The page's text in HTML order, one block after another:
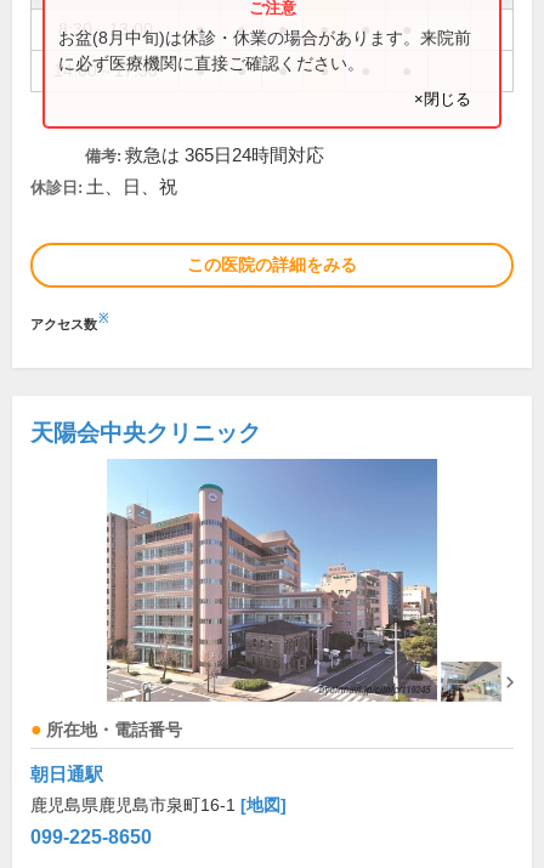
8:30～13:00 ● ● ● ● ●
14:00～17:30 ● ● ● ●
お盆(8月中旬)は休診・休業の場合があります。来院前
に必ず医療機関に直接ご確認ください。
×閉じる
備考: 救急は 365日24時間対応
休診日: 土、日、祝
この医院の詳細をみる
アクセス数※
天陽会中央クリニック
所在地・電話番号
朝日通駅
鹿児島県鹿児島市泉町16-1 [地図]
099-225-8650